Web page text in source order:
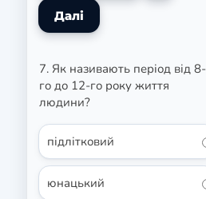
7. Як називають період від 8-
го до 12-го року життя
людини?
підлітковий
юнацький